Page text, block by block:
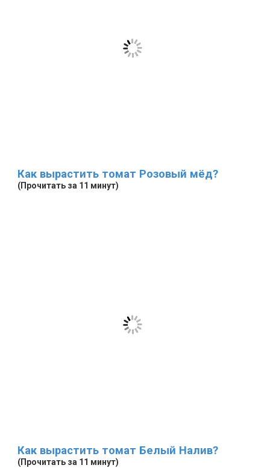
Как вырастить томат Розовый мёд?
(Прочитать за 11 минут)
Как вырастить томат Белый Налив?
(Прочитать за 11 минут)